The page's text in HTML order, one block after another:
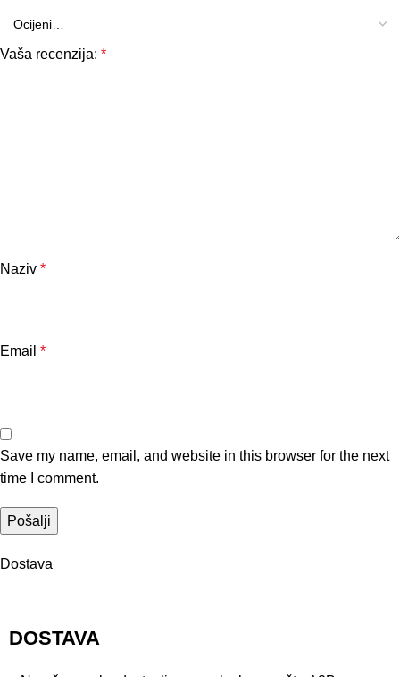
Vaša recenzija: *
Naziv *
Email *
Save my name, email, and website in this browser for the next
time I comment.
Dostava
DOSTAVA